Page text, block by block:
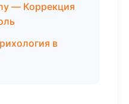
— Коррекция
в